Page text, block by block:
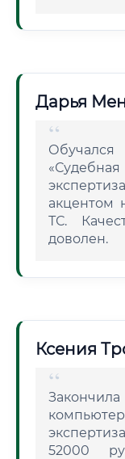
Дарья
акцентом
ТС.
доволен.
Ксения
52000